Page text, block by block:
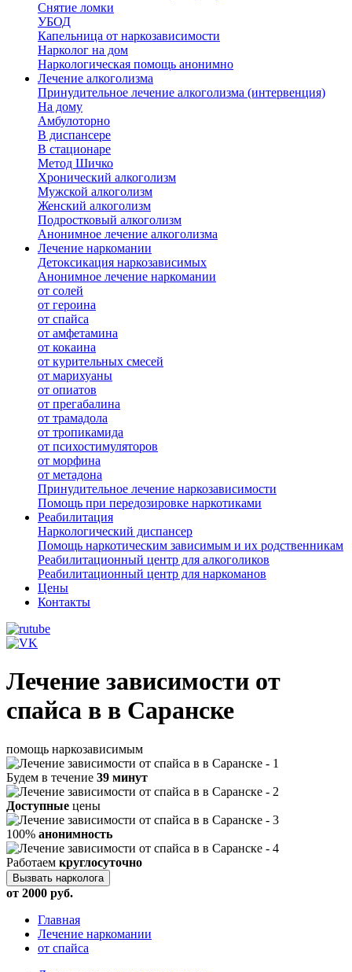
Снятие ломки
УБОД
Капельница от наркозависимости
Нарколог на дом
Наркологическая помощь анонимно
Лечение алкоголизма
Принудительное лечение алкоголизма (интервенция)
На дому
Амбулоторно
В диспансере
В стационаре
Метод Шичко
Хронический алкоголизм
Мужской алкоголизм
Женский алкоголизм
Подростковый алкоголизм
Анонимное лечение алкоголизма
Лечение наркомании
Детоксикация наркозависимых
Анонимное лечение наркомании
от солей
от героина
от спайса
от амфетамина
от кокаина
от курительных смесей
от марихуаны
от опиатов
от прегабалина
от трамадола
от тропикамида
от психостимуляторов
от морфина
от метадона
Принудительное лечение наркозависимости
Помощь при передозировке наркотиками
Реабилитация
Наркологический диспансер
Помощь наркотическим зависимым и их родственникам
Реабилитационный центр для алкоголиков
Реабилитационный центр для наркоманов
Цены
Контакты
Лечение зависимости от
спайса в в Саранске
помощь наркозависимым
Будем в течение 39 минут
Доступные цены
100% анонимность
Работаем круглосуточно
Вызвать нарколога
от 2000 руб.
Главная
Лечение наркомании
от спайса